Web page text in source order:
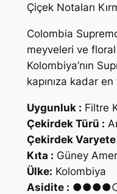
t
e
K
a
h
v
e
a
d
e
t
Çiçek Notaları
Colombia
meyveleri ve floral
Kolombiya’nın
kapınıza kadar
Uygunluk : Filtre
Çekirdek Türü :
Çekirdek Varyete
Kıta : Güney
Ülke: Kolombiya
Asidite :